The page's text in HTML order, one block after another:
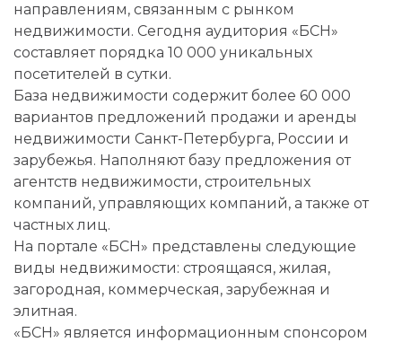
направлениям, связанным с рынком
недвижимости. Сегодня аудитория «БСН»
составляет порядка 10 000 уникальных
посетителей в сутки.
База недвижимости содержит более 60 000
вариантов предложений продажи и аренды
недвижимости Санкт-Петербурга, России и
зарубежья. Наполняют базу предложения от
агентств недвижимости, строительных
компаний, управляющих компаний, а также от
частных лиц.
На портале «БСН» представлены следующие
виды недвижимости: строящаяся, жилая,
загородная, коммерческая, зарубежная и
элитная.
«БСН» является информационным спонсором